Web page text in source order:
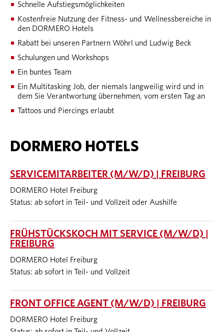
Schnelle Aufstiegsmöglichkeiten
Kostenfreie Nutzung der Fitness- und Wellnessbereiche in
den DORMERO Hotels
Rabatt bei unseren Partnern Wöhrl und Ludwig Beck
Schulungen und Workshops
Ein buntes Team
Ein Multitasking Job, der niemals langweilig wird und in
dem Sie Verantwortung übernehmen, vom ersten Tag an
Tattoos und Piercings erlaubt
DORMERO HOTELS
SERVICEMITARBEITER (M/W/D) | FREIBURG
DORMERO Hotel Freiburg
Status: ab sofort in Teil- und Vollzeit oder Aushilfe
FRÜHSTÜCKSKOCH MIT SERVICE (M/W/D) |
FREIBURG
DORMERO Hotel Freiburg
Status: ab sofort in Teil- und Vollzeit
FRONT OFFICE AGENT (M/W/D) | FREIBURG
DORMERO Hotel Freiburg